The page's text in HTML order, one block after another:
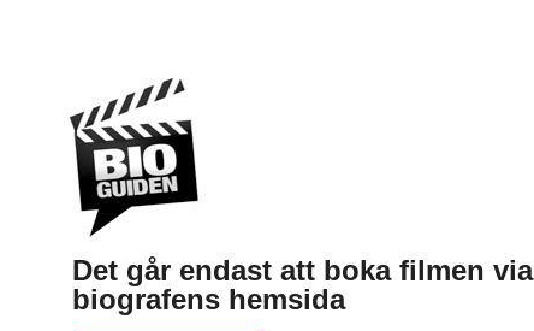
Det går endast att boka filmen via
biografens hemsida